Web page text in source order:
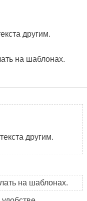
другим.
на шаблонах.
другим.
на шаблонах.